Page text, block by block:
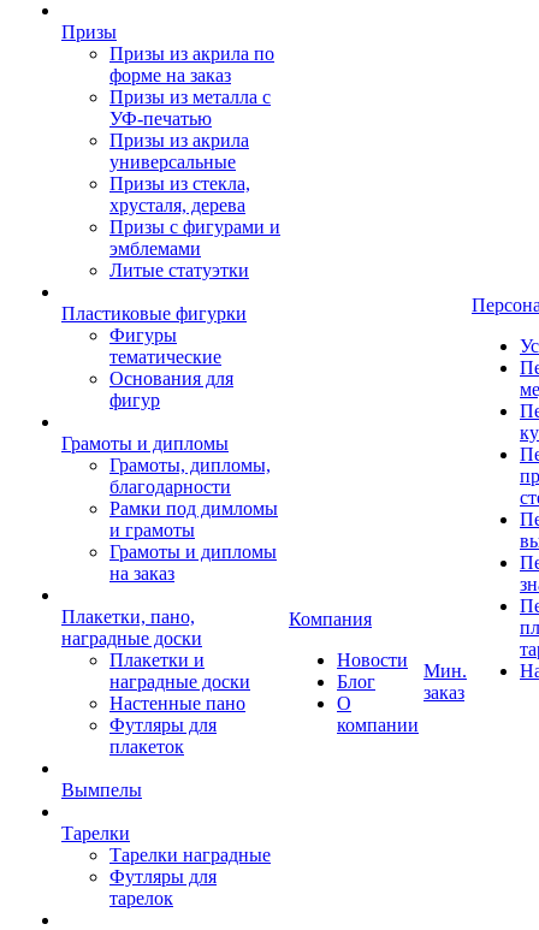
Призы
Призы из акрила по
форме на заказ
Призы из металла с
УФ-печатью
Призы из акрила
универсальные
Призы из стекла,
хрусталя, дерева
Призы с фигурами и
эмблемами
Литые статуэтки
Пластиковые фигурки
Фигуры
тематические
Основания для
фигур
Грамоты и дипломы
Грамоты, дипломы,
благодарности
Рамки под димломы
и грамоты
Грамоты и дипломы
на заказ
Плакетки, пано,
наградные доски
Плакетки и
наградные доски
Настенные пано
Футляры для
плакеток
Вымпелы
Тарелки
Тарелки наградные
Футляры для
тарелок
Компания
Новости
Блог
О
компании
Мин.
заказ